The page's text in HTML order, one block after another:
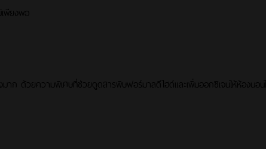
พียงพอ
มาก ด้วยความพิเศษที่ช่วยดูดสารพิษฟอร์มาลดีไฮด์และเพิ่มออกซิเจนให้ห้องนอน